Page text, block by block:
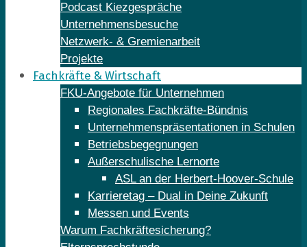
Podcast Kiezgespräche
Unternehmensbesuche
Netzwerk- & Gremienarbeit
Projekte
Fachkräfte & Wirtschaft
FKU-Angebote für Unternehmen
Regionales Fachkräfte-Bündnis
Unternehmenspräsentationen in Schulen
Betriebsbegegnungen
Außerschulische Lernorte
ASL an der Herbert-Hoover-Schule
Karrieretag – Dual in Deine Zukunft
Messen und Events
Warum Fachkräftesicherung?